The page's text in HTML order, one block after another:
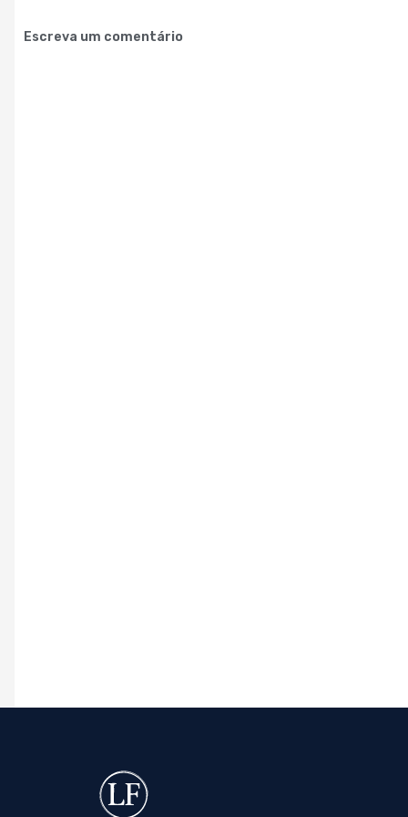
Escreva um comentário